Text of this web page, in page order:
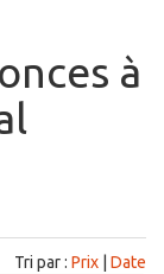
à
Tri par : Prix Date